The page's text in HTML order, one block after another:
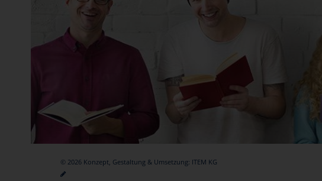
© 2026 Konzept, Gestaltung & Umsetzung: ITEM KG